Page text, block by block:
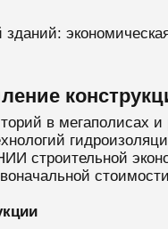
в мегаполисах
строительной